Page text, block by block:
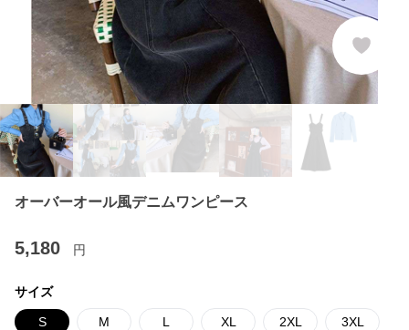
オーバーオール風デニムワンピース
5,180 円
サイズ
S M L XL 2XL 3XL